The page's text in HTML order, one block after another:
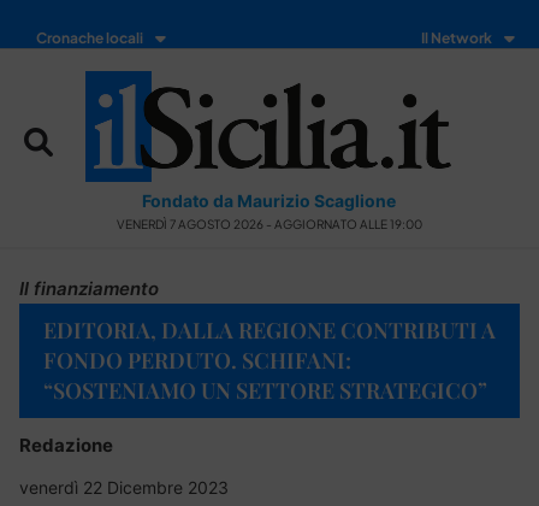
Cronache locali Il Network
Fondato da Maurizio Scaglione
VENERDÌ 7 AGOSTO 2026 - AGGIORNATO ALLE 19:00
Il finanziamento
EDITORIA, DALLA REGIONE CONTRIBUTI A
FONDO PERDUTO. SCHIFANI:
“SOSTENIAMO UN SETTORE STRATEGICO”
Redazione
venerdì 22 Dicembre 2023